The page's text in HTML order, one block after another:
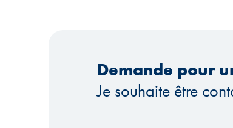
Demande pour
Je souhaite être